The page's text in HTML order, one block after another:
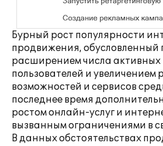
Бурный рост популярности
продвижения, обусловленный
расширением числа активных
пользователей и увеличением
возможностей и сервисов
последнее время
ростом онлайн-услуг и
вызванным ограничениями в
В данных обстоятельствах